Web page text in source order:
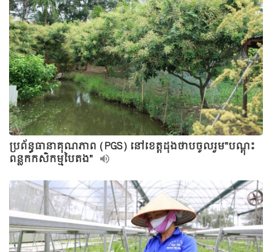
ប្រព័ន្ធធានាគុណភាព (PGS) នៅខេត្តដុងថាបចូលរួម"បណ្តុះ
ពន្លកកសិកម្មបៃតង"